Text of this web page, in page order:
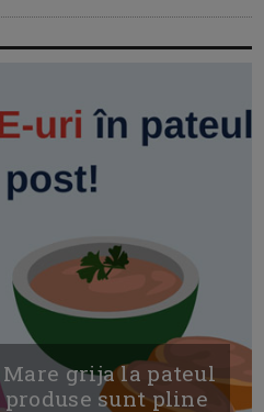
grija la pateul
sunt pline